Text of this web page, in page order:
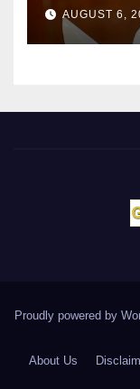
AUGUST 6,
Proudly powered by
About Us